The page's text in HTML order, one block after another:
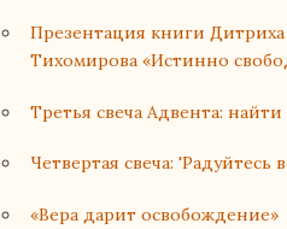
Презентация книги
Тихомирова «Истинно
Третья свеча Адвента:
Четвертая свеча: 'Радуйтесь
«Вера дарит освобождение»